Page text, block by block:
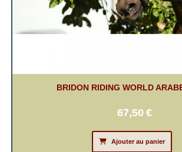
BRIDON RIDING WORLD
67,50 €
Ajouter au panier